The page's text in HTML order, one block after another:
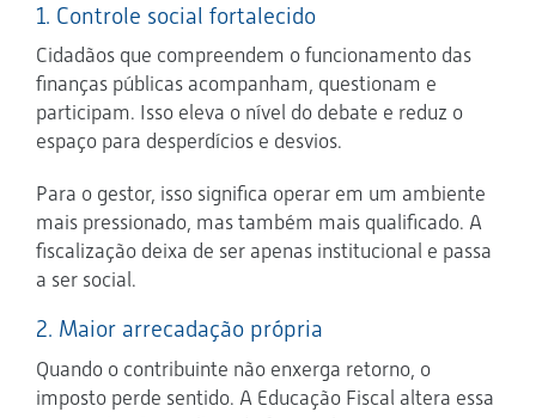
1. Controle social fortalecido
Cidadãos que compreendem o funcionamento das
finanças públicas acompanham, questionam e
participam. Isso eleva o nível do debate e reduz o
espaço para desperdícios e desvios.
Para o gestor, isso significa operar em um ambiente
mais pressionado, mas também mais qualificado. A
fiscalização deixa de ser apenas institucional e passa
a ser social.
2. Maior arrecadação própria
Quando o contribuinte não enxerga retorno, o
imposto perde sentido. A Educação Fiscal altera essa